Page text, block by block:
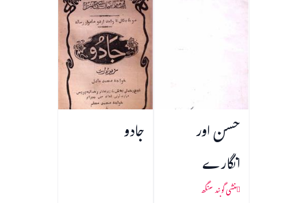
حسن اور
انگارے
منشی گوبند سنگھ
جادو